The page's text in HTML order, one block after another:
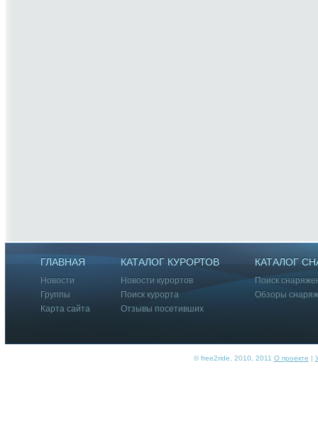
ГЛАВНАЯ
Новости
Группы
Карта сайта
КАТАЛОГ КУРОРТОВ
Новости курортов
Поиск курорта
Отзывы посетивших
КАТАЛОГ
Поиск
Обзоры
© free2ride, 2010, 2011 О проекте |